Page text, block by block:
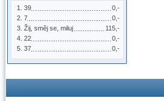
0,-
39
0,-
7
115,-
Žij, směj se, miluj
0,-
22
0,-
37